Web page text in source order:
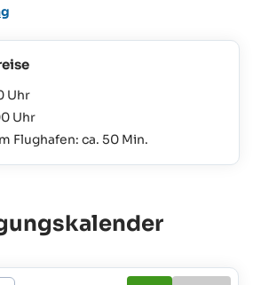
Uhr
Uhr
Flughafen: ca. 50 Min.